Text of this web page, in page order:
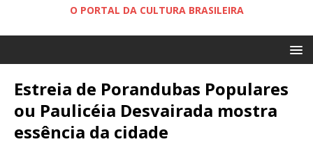
O PORTAL DA CULTURA BRASILEIRA
Estreia de Porandubas Populares
ou Paulicéia Desvairada mostra
essência da cidade